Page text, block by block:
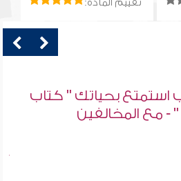
تقييم المادة:
استمتع بحياتك " كتاب
- مع المخالفين